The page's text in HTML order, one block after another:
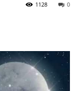
0
1128